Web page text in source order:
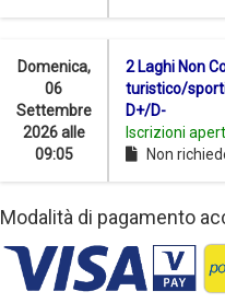
Domenica,
06
Settembre
2026 alle
09:05
2 Laghi Non
turistico/
D+/D-
Iscrizioni
Non
Modalità di pagamento